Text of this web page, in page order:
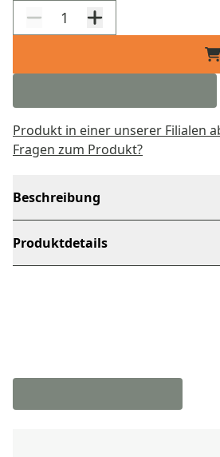
Produkt in einer unserer Filialen
Fragen zum Produkt?
Beschreibung
Produktdetails